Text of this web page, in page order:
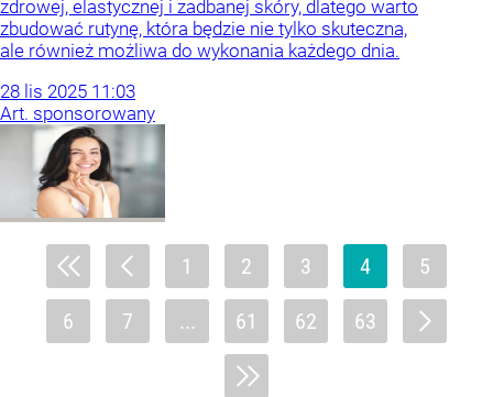
zdrowej, elastycznej i zadbanej skóry, dlatego warto
zbudować rutynę, która będzie nie tylko skuteczna,
ale również możliwa do wykonania każdego dnia.
28 lis 2025 11:03
Art. sponsorowany
1 2 3 4 5
6 7 ... 61 62 63